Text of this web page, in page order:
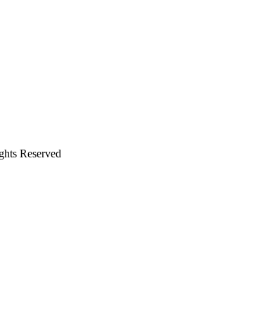
Reserved